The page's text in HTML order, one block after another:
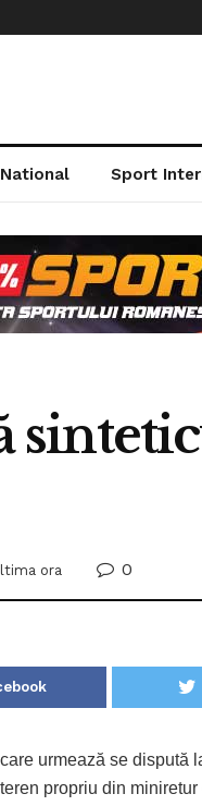
Sport
ora 0
urmează se dispută
propriu din